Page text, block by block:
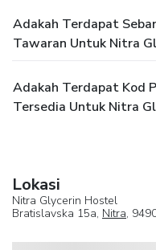
Adakah Terdapat
Tawaran Untuk Nitra
Adakah Terdapat Kod
Tersedia Untuk Nitra
Lokasi
Nitra Glycerin Hostel
Bratislavska 15a, Nitra,